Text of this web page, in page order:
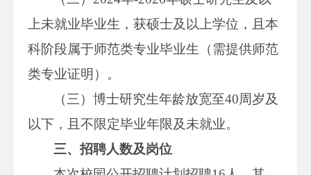
上未就业毕业生，获硕士及以上学位，且本
科阶段属于师范类专业毕业生（需提供师范
类专业证明）。
（三）博士研究生年龄放宽至40周岁及
以下，且不限定毕业年限及未就业。
三、招聘人数及岗位